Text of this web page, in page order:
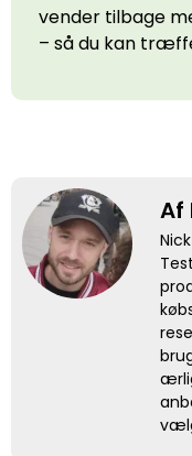
vender tilbage
– så du kan
Af